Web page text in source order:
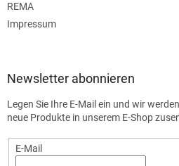
REMA
Impressum
Newsletter abonnieren
Legen Sie Ihre E-Mail ein und wir
neue Produkte in unserem E-Shop
E-Mail